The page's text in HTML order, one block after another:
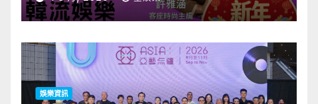
娛樂資訊